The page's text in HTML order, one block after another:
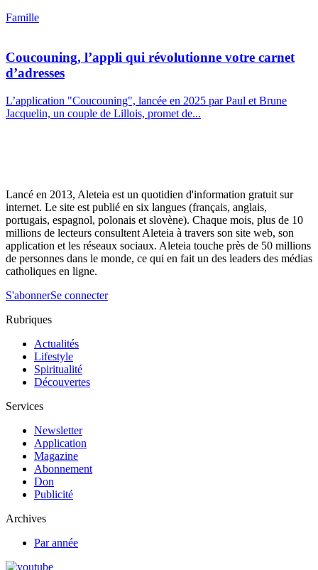
Famille
Coucouning, l’appli qui révolutionne votre carnet
d’adresses
L’application "Coucouning", lancée en 2025 par Paul et Brune
Jacquelin, un couple de Lillois, promet de...
Lancé en 2013, Aleteia est un quotidien d'information gratuit sur
internet. Le site est publié en six langues (français, anglais,
portugais, espagnol, polonais et slovène). Chaque mois, plus de 10
millions de lecteurs consultent Aleteia à travers son site web, son
application et les réseaux sociaux. Aleteia touche près de 50 millions
de personnes dans le monde, ce qui en fait un des leaders des médias
catholiques en ligne.
S'abonnerSe connecter
Rubriques
Actualités
Lifestyle
Spiritualité
Découvertes
Services
Newsletter
Application
Magazine
Abonnement
Don
Publicité
Archives
Par année